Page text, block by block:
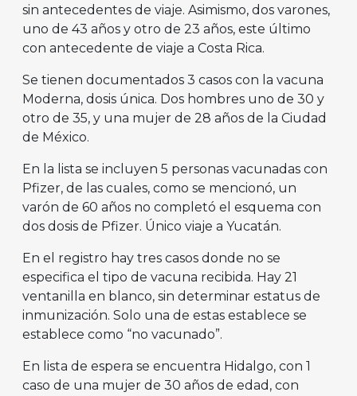
sin antecedentes de viaje. Asimismo, dos varones,
uno de 43 años y otro de 23 años, este último
con antecedente de viaje a Costa Rica.
Se tienen documentados 3 casos con la vacuna
Moderna, dosis única. Dos hombres uno de 30 y
otro de 35, y una mujer de 28 años de la Ciudad
de México.
En la lista se incluyen 5 personas vacunadas con
Pfizer, de las cuales, como se mencionó, un
varón de 60 años no completó el esquema con
dos dosis de Pfizer. Único viaje a Yucatán.
En el registro hay tres casos donde no se
especifica el tipo de vacuna recibida. Hay 21
ventanilla en blanco, sin determinar estatus de
inmunización. Solo una de estas establece se
establece como “no vacunado”.
En lista de espera se encuentra Hidalgo, con 1
caso de una mujer de 30 años de edad, con